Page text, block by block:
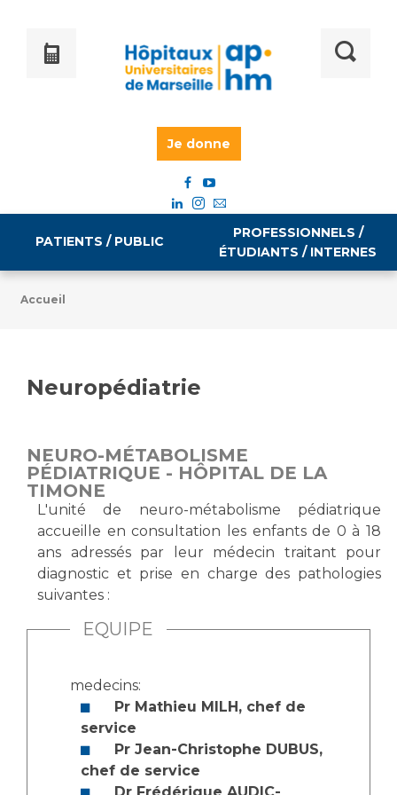
Je donne
PATIENTS / PUBLIC
Tarifs
Vous allez être hospitalisé(e)
Vous avez un examen d'imagerie ou de radiologie
à réaliser
Vous avez une analyse à réaliser
Vous venez en consultation
myaphm, votre espace santé en ligne
Infos COVID-19
Culture à l'hôpital
Laïcité et cultes
Les associations
Livret d'accueil
PROFESSIONNELS /
ÉTUDIANTS / INTERNES
Emploi / formation
Emplois administratifs
Emplois médicaux
Espace Formation
Étudiants hospitaliers
Emplois techniques et médico-techniques
Emplois divers
Chercheurs
La recherche clinique à l'AP-HM
Accueil
Neuropédiatrie
NEURO-MÉTABOLISME
PÉDIATRIQUE - HÔPITAL DE LA
TIMONE
L'unité de neuro-métabolisme pédiatrique
accueille en consultation les enfants de 0 à 18
ans adressés par leur médecin traitant pour
diagnostic et prise en charge des pathologies
suivantes :
EQUIPE
medecins:
Pr Mathieu MILH, chef de
service
Pr Jean-Christophe DUBUS,
chef de service